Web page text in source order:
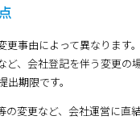
更事由によって異なります
ど、会社登記を伴う変更の
期限です。
の変更など、会社運営に直